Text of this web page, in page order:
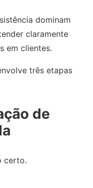
dominam
claramente
em clientes.
três etapas
de
certo.